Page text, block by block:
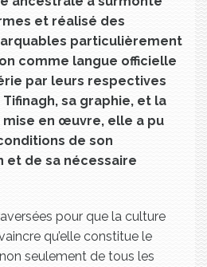
et réalisé des
particulièrement
comme langue officielle
par leurs respectives
sa graphie, et la
en œuvre, elle a pu
de son
et de sa nécessaire
pour que la culture
qu’elle constitue le
seulement de tous les